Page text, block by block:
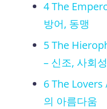
4 The
방어, 동맹
5 The
– 신조, 사회
6 The Lovers
의 아름다움